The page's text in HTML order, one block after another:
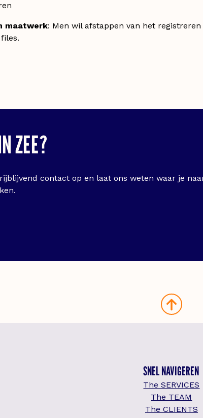
maatwerk: Men wil afstappen van het
ZEE?
contact op en laat ons weten waar je
SNEL NAVIGEREN
The SERVICES
The TEAM
The CLIENTS